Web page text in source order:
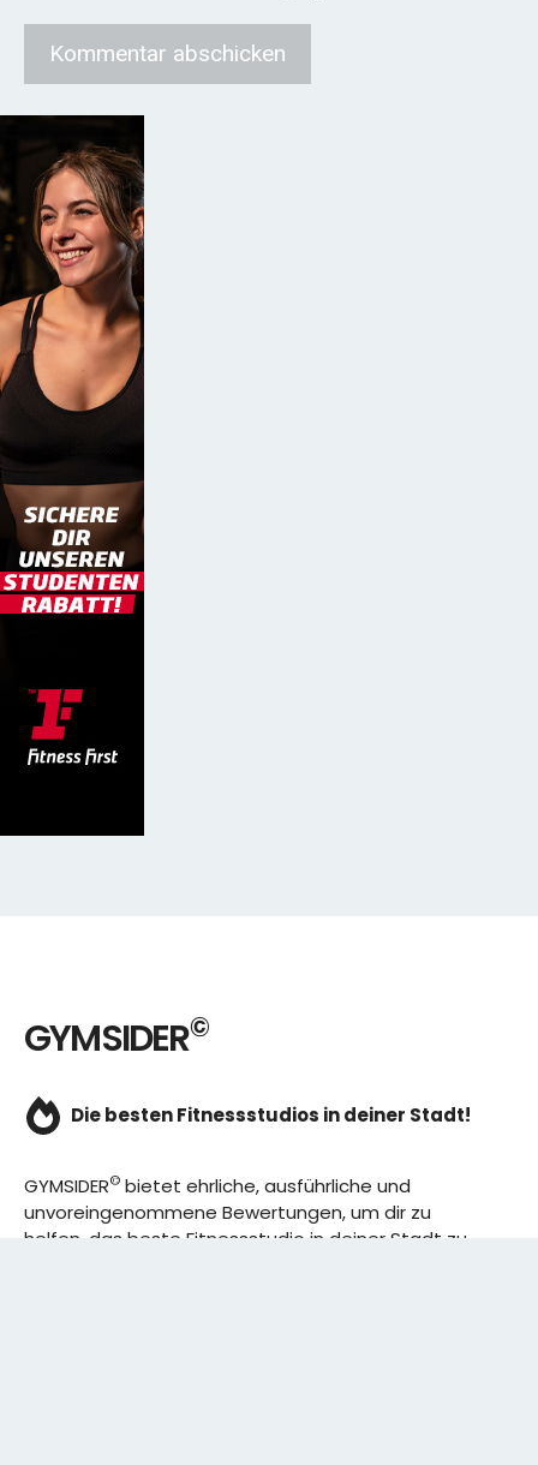
GYMSIDER©
Die besten Fitnessstudios in deiner Stadt!
GYMSIDER© bietet ehrliche, ausführliche und
unvoreingenommene Bewertungen, um dir zu
helfen, das beste Fitnessstudio in deiner Stadt zu